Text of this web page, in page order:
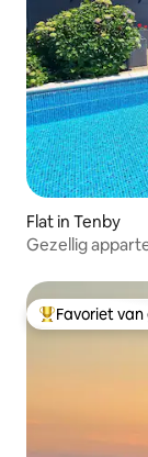
Flat in Tenby
Gezellig
Topfavoriet
Favoriet